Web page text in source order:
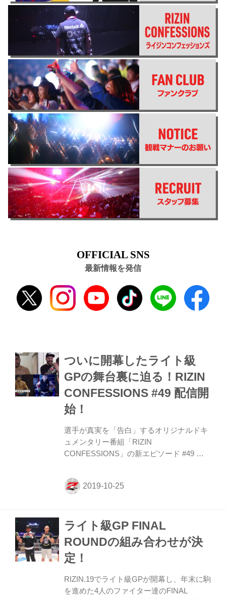
OFFICIAL SNS
最新情報を発信
ついに開幕したライト級
GPの舞台裏に迫る！RIZIN
CONFESSIONS #49 配信開
始！
選手が真実を「告白」するオリジナルドキ
ュメンタリー番組「RIZIN
CONFESSIONS」の新エピソード #49 を
GP。勝負の明暗が分かれる形となった舞
台裏で、それぞれの選手が思いを語る。 グ
未来に胸の内を明かす。ジョニー・ケース
とハイレベルな攻防を見せるも思い通りの
試合が出来ず悔しさを滲ませたサトシは、
再びベルト挑戦への決意を誓う。川尻は対
ント優勝の思いを託す。そして勝者4名は
次回大会の対戦相手が決定。果たして、誰
ライト級GP FINAL
ROUNDの組み合わせが決
定！
RIZIN.19でライト級GPが開幕し、年末に駒
を進めた4人のファイター達のFINAL